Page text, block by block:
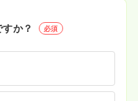
か？ 必須